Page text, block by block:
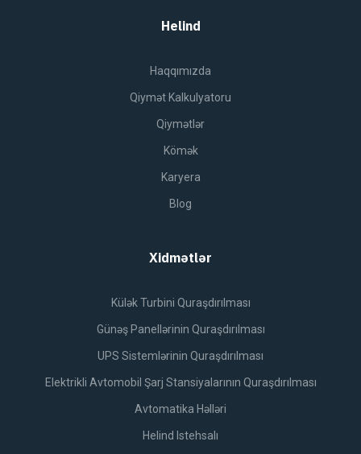
Helind
Haqqımızda
Qiymət Kalkulyatoru
Qiymətlər
Kömək
Karyera
Blog
Xidmətlər
Külək Turbini Quraşdırılması
Günəş Panellərinin Quraşdırılması
UPS Sistemlərinin Quraşdırılması
Elektrikli Avtomobil Şarj Stansiyalarının Quraşdırılması
Avtomatika Həlləri
Helind Istehsalı